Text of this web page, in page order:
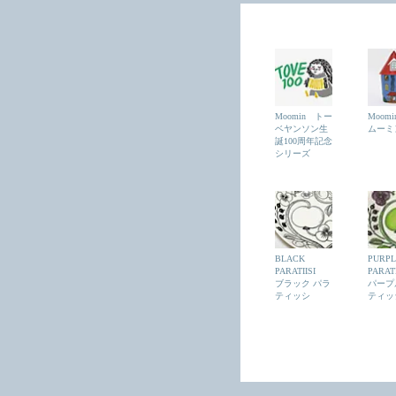
Moomin トー
ベヤンソン生
誕100周年記念
シリーズ
ムー
BLACK
PARATIISI
ブラック パラ
ティッシ
パープ
ティッ